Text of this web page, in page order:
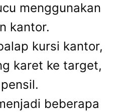
menggunakan
kantor.
kursi kantor,
karet ke target,
beberapa